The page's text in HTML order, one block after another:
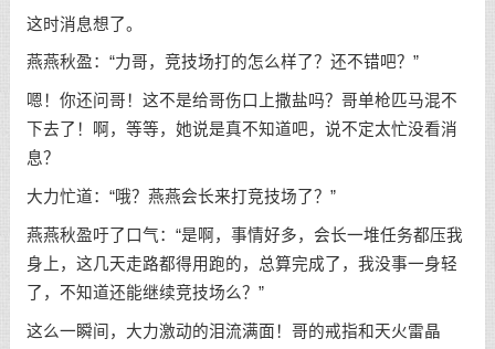
这时消息想了。
燕燕秋盈：“力哥，竞技场打的怎么样了？还不错吧？”
嗯！你还问哥！这不是给哥伤口上撒盐吗？哥单枪匹马混不
下去了！啊，等等，她说是真不知道吧，说不定太忙没看消
息？
大力忙道：“哦？燕燕会长来打竞技场了？”
燕燕秋盈吁了口气：“是啊，事情好多，会长一堆任务都压我
身上，这几天走路都得用跑的，总算完成了，我没事一身轻
了，不知道还能继续竞技场么？”
这么一瞬间，大力激动的泪流满面！哥的戒指和天火雷晶